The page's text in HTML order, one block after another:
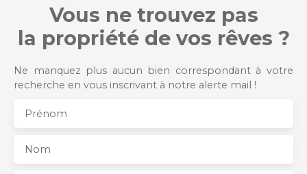
Vous ne trouvez pas
la propriété de vos rêves ?
Ne manquez plus aucun bien correspondant à votre
recherche en vous inscrivant à notre alerte mail !
Prénom
Nom